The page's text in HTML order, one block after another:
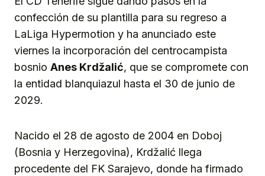
confección de su plantilla para su regreso a
LaLiga Hypermotion y ha anunciado este
viernes la incorporación del centrocampista
bosnio Anes Krdžalić, que se compromete con
la entidad blanquiazul hasta el 30 de junio de
2029.
Nacido el 28 de agosto de 2004 en Doboj
(Bosnia y Herzegovina), Krdžalić llega
procedente del FK Sarajevo, donde ha firmado